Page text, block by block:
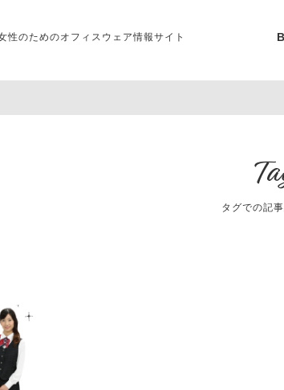
性のためのオフィスウェア情報サイト
タグでの記